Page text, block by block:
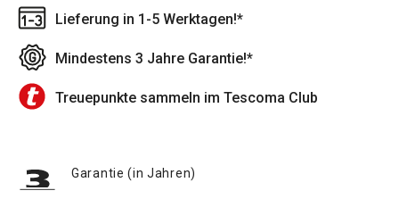
Lieferung in 1-5 Werktagen!*
Mindestens 3 Jahre Garantie!*
Treuepunkte sammeln im Tescoma Club
Garantie (in Jahren)